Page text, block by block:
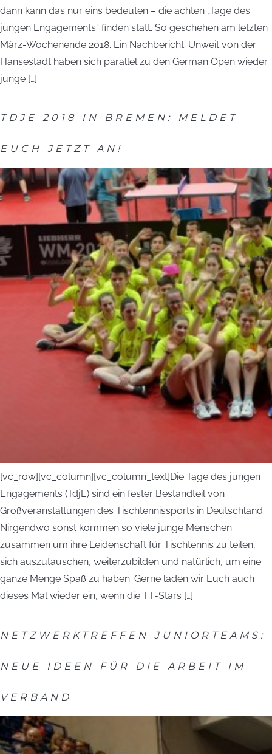
dann kann das nur eins bedeuten – die achten „Tage des
jungen Engagements“ finden statt. So geschehen am letzten
März-Wochenende 2018. Ein Nachbericht. Unweit von der
Hansestadt haben sich parallel zu den German Open wieder
junge […]
TDJE 2018 IN BREMEN: MELDET
EUCH JETZT AN!
[vc_row][vc_column][vc_column_text]Die Tage des jungen
Engagements (TdjE) sind ein fester Bestandteil von
Großveranstaltungen des Tischtennissports in Deutschland.
Nirgendwo sonst kommen so viele junge Menschen
zusammen um ihre Leidenschaft für Tischtennis zu teilen,
sich auszutauschen, weiterzubilden und natürlich, um eine
ganze Menge Spaß zu haben. Gerne laden wir Euch auch
dieses Mal wieder ein, wenn die TT-Stars […]
NETZWERKTREFFEN JUNIORTEAMS:
NEUE IDEEN FÜR DIE ARBEIT IM
VERBAND